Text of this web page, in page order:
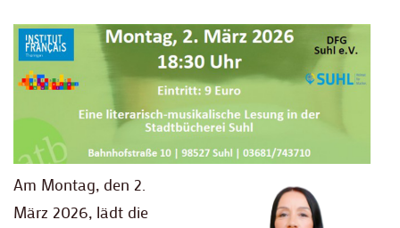
Am Montag, den 2.
März 2026, lädt die